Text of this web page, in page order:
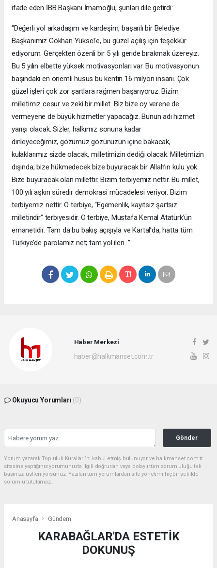
ifade eden İBB Başkanı İmamoğlu, şunları dile getirdi:
“Değerli yol arkadaşım ve kardeşim, başarılı bir Belediye
Başkanımız Gökhan Yüksel’e, bu güzel açılış için teşekkür
ediyorum. Gerçekten özenli bir 5 yılı geride bırakmak üzereyiz.
Bu 5 yılın elbette yüksek motivasyonları var. Bu motivasyonun
başındaki en önemli husus bu kentin 16 milyon insanı. Çok
güzel işleri çok zor şartlara rağmen başarıyoruz. Bizim
milletimiz cesur ve zeki bir millet. Biz bize oy verene de
vermeyene de büyük hizmetler yapacağız. Bunun adı hizmet
yarışı olacak. Sizler, halkımız sonuna kadar
dinleyeceğimiz, gözümüz gözünüzün içine bakacak,
kulaklarımız sizde olacak, milletimizin dediği olacak. Milletimizin
dışında, bize hükmedecek bize buyuracak bir Allah’ın kulu yok.
Bize buyuracak olan millettir. Bizim terbiyemiz nettir. Bu millet,
100 yılı aşkın süredir demokrasi mücadelesi veriyor. Bizim
terbiyemiz nettir. O terbiye, “Egemenlik, kayıtsız şartsız
milletindir” terbiyesidir. O terbiye, Mustafa Kemal Atatürk’ün
emanetidir. Tam da bu bakış açışıyla ve Kartal’da, hatta tüm
Türkiye’de parolamız net; tam yol ileri…”
Haber Merkezi
haber@halkmanset.com.tr
Okuyucu Yorumları (0)
Gönder
Yorum yazarak Topluluk Kuralları’nı kabul etmiş bulunuyor ve halkmanset.com.tr
sitesine yaptığınız yorumunuzla ilgili doğrudan veya dolaylı tüm sorumluluğu tek
başınıza üstleniyorsunuz. Yazılan tüm yorumlardan site yönetimi hiçbir şekilde
sorumlu tutulamaz.
Anasayfa Gündem
KARABAĞLAR'DA ESTETİK
DOKUNUŞ